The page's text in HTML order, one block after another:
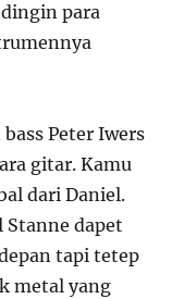
para
Peter Iwers
gitar. Kamu
dari Daniel.
dapet
tapi tetep
metal yang